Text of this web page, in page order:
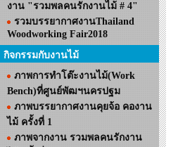
งาน "รวมพลคนรักงานไม้ # 4"
รวมบรรยากาศงานThailand
Woodworking Fair2018
กิจกรรมกับงานไม้
ภาพการทำโต๊ะงานไม้(Work
Bench)ที่ศูนย์พัฒฯนครปฐม
ภาพบรรยากาศงานคุยจ้อ คองาน
ไม้ ครั้งที่ 1
ภาพจากงาน รวมพลคนรักงาน